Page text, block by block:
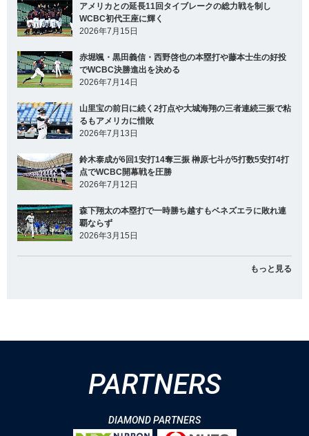
アメリカとの延長11回タイブレークの総力戦を制し
WCBC初代王座に輝く
2026年7月15日
赤堀颯・黒田義信・西野啓也の本塁打や藤本士生の好投
でWCBC決勝進出を決める
2026年7月14日
山里宝の前日に続く2打点や大城海翔の三者連続三振で粘
るもアメリカに惜敗
2026年7月13日
鈴木泰成が6回1安打14奪三振 榊原七斗が5打数5安打4打
点でWCBC開幕戦を圧勝
2026年7月12日
森下翔太の本塁打で一時勝ち越すもベネズエラに敗れ連
覇ならず
2026年3月15日
もっと見る
PARTNERS
DIAMOND PARTNERS